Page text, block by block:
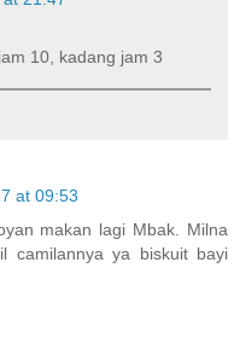
10, kadang jam 3
at 09:53
makan lagi Mbak. Milna
camilannya ya biskuit bayi